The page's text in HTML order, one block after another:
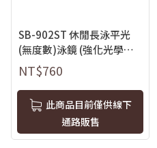
SB-902ST 休閒長泳平光
(無度數)泳鏡 (強化光學鏡
片)
NT$760
此商品目前僅供線下
通路販售